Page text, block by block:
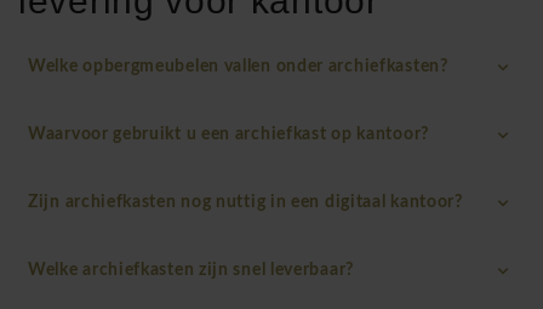
Welke opbergmeubelen vallen onder archiefkasten?
Waarvoor gebruikt u een archiefkast op kantoor?
Zijn archiefkasten nog nuttig in een digitaal kantoor?
Welke archiefkasten zijn snel leverbaar?